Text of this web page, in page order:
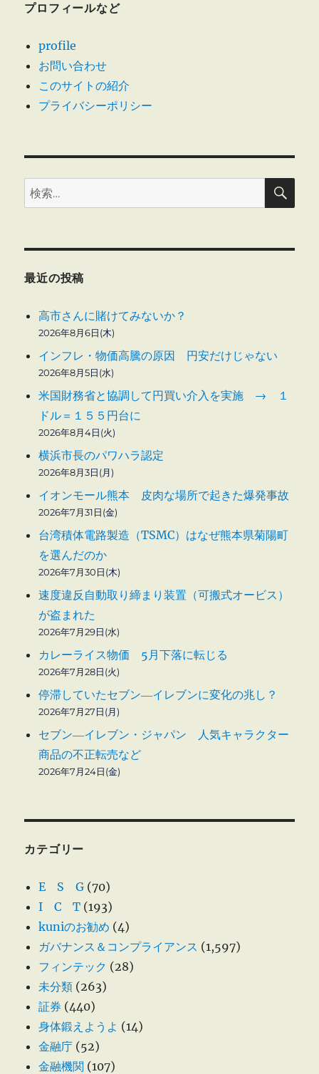
プロフィールなど
profile
お問い合わせ
このサイトの紹介
プライバシーポリシー
検
索:
検
最近の投稿
高市さんに賭けてみないか？
2026年8月6日(木)
インフレ・物価高騰の原因 円安だけじゃない
2026年8月5日(水)
米国財務省と協調して円買い介入を実施 → １
ドル＝１５５円台に
2026年8月4日(火)
横浜市長のパワハラ認定
2026年8月3日(月)
イオンモール熊本 皮肉な場所で起きた爆発事故
2026年7月31日(金)
台湾積体電路製造（TSMC）はなぜ熊本県菊陽町
を選んだのか
2026年7月30日(木)
速度違反自動取り締まり装置（可搬式オービス）
が盗まれた
2026年7月29日(水)
カレーライス物価 5月下落に転じる
2026年7月28日(火)
停滞していたセブン―イレブンに変化の兆し？
2026年7月27日(月)
セブン―イレブン・ジャパン 人気キャラクター
商品の不正転売など
2026年7月24日(金)
カテゴリー
E S G (70)
I C T (193)
kuniのお勧め (4)
ガバナンス＆コンプライアンス (1,597)
フィンテック (28)
未分類 (263)
証券 (440)
身体鍛えようよ (14)
金融庁 (52)
金融機関 (107)